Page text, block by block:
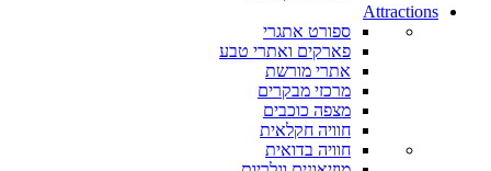
Attractions
ספורט אתגרי
פארקים ואתרי טבע
אתרי מורשת
מרכזי מבקרים
מצפה כוכבים
חוויה חקלאית
חוויה בדואית